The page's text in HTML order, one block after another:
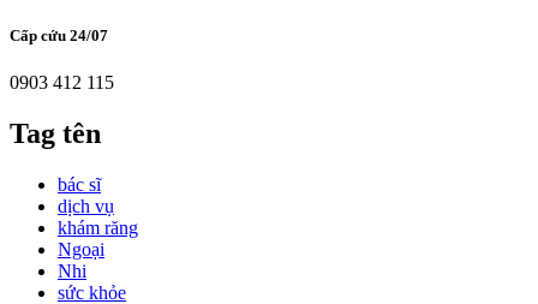
Cấp cứu 24/07
0903 412 115
Tag tên
bác sĩ
dịch vụ
khám răng
Ngoại
Nhi
sức khỏe